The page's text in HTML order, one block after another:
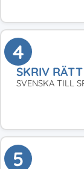
4
SKRIV
SVENSKA TILL
5